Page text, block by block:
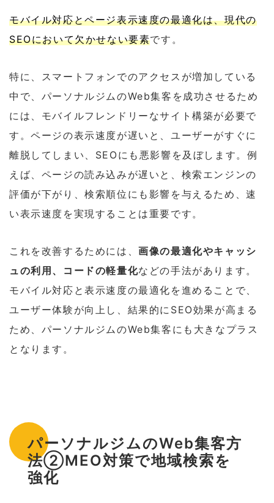
モバイル対応とページ表示速度の最適化は、現代の
SEOにおいて欠かせない要素です。
特に、スマートフォンでのアクセスが増加している
中で、パーソナルジムのWeb集客を成功させるため
には、モバイルフレンドリーなサイト構築が必要で
す。ページの表示速度が遅いと、ユーザーがすぐに
離脱してしまい、SEOにも悪影響を及ぼします。例
えば、ページの読み込みが遅いと、検索エンジンの
評価が下がり、検索順位にも影響を与えるため、速
い表示速度を実現することは重要です。
これを改善するためには、画像の最適化やキャッシ
ュの利用、コードの軽量化などの手法があります。
モバイル対応と表示速度の最適化を進めることで、
ユーザー体験が向上し、結果的にSEO効果が高まる
ため、パーソナルジムのWeb集客にも大きなプラス
となります。
パーソナルジムのWeb集客方
法②MEO対策で地域検索を
強化